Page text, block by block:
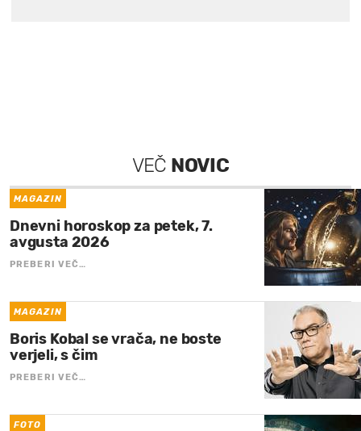
VEČ NOVIC
MAGAZIN
Dnevni horoskop za petek, 7.
avgusta 2026
PREBERI VEČ…
MAGAZIN
Boris Kobal se vrača, ne boste
verjeli, s čim
PREBERI VEČ…
FOTO